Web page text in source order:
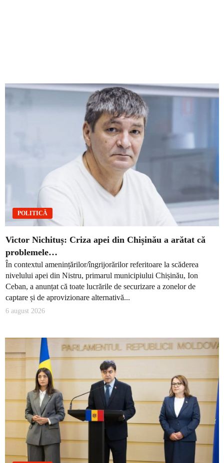
POLITICĂ
Victor Nichituș: Criza apei din Chișinău a arătat că
problemele…
În contextul amenințărilor/îngrijorărilor referitoare la scăderea
nivelului apei din Nistru, primarul municipiului Chișinău, Ion
Ceban, a anunțat că toate lucrările de securizare a zonelor de
captare și de aprovizionare alternativă...
6 august 2026